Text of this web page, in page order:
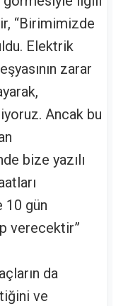
“Birimimizde
Elektrik
zarar
Ancak bu
bize yazılı
10 gün
verecektir”
da
ve